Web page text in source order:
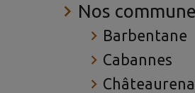
Nos
Barbentane
Cabannes